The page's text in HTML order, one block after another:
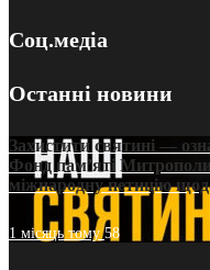
Соц.медіа
Останні новини
Захистити святині —
Фонд пам’яті
міжнародну петицію
1 місяць тому58